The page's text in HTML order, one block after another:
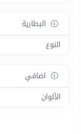
البطارية
النوع
اضافي
الألوان